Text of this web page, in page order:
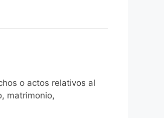
o actos relativos al
matrimonio,